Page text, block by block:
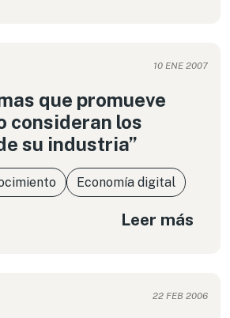
10 ENE 2007
que promueve
consideran los
su industria”
Economía digital
Leer más
22 FEB 2006